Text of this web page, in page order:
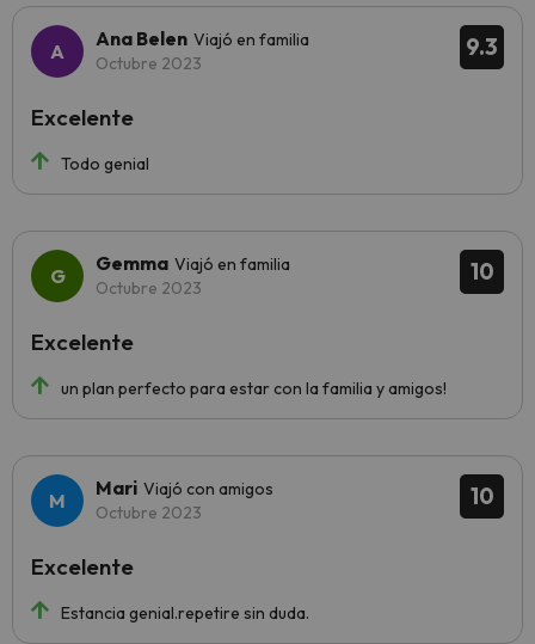
9.3
Ana Belen Viajó en familia
Octubre 2023
Todo genial
Excelente
10
Gemma Viajó en familia
Octubre 2023
un plan perfecto para estar con la familia y amigos!
Excelente
10
Mari Viajó con amigos
Octubre 2023
Estancia genial.repetire sin duda.
Excelente